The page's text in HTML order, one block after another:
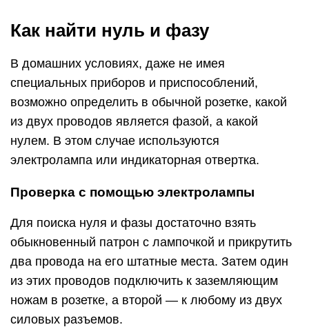
Как найти нуль и фазу
В домашних условиях, даже не имея
специальных приборов и приспособлений,
возможно определить в обычной розетке, какой
из двух проводов является фазой, а какой
нулем. В этом случае используются
электролампа или индикаторная отвертка.
Проверка с помощью электролампы
Для поиска нуля и фазы достаточно взять
обыкновенный патрон с лампочкой и прикрутить
два провода на его штатные места. Затем один
из этих проводов подключить к заземляющим
ножам в розетке, а второй — к любому из двух
силовых разъемов.